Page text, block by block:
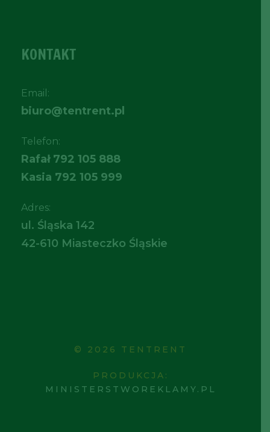
KONTAKT
Email:
biuro@tentrent.pl
Telefon:
Rafał 792 105 888
Kasia 792 105 999
Adres:
ul. Śląska 142
42-610 Miasteczko Śląskie
© 2026 TENTRENT
PRODUKCJA:
MINISTERSTWOREKLAMY.PL